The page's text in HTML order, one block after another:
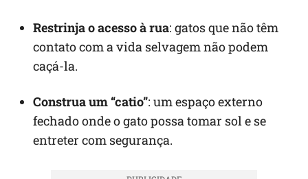
Restrinja o acesso à rua: gatos que não têm
contato com a vida selvagem não podem
caçá-la.
Construa um “catio”: um espaço externo
fechado onde o gato possa tomar sol e se
entreter com segurança.